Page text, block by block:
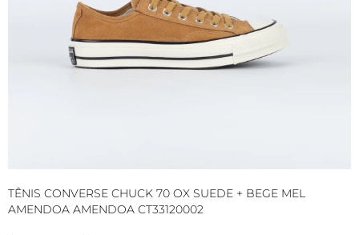
TÊNIS CONVERSE CHUCK 70 OX SUEDE + BEGE MEL
AMENDOA AMENDOA CT33120002